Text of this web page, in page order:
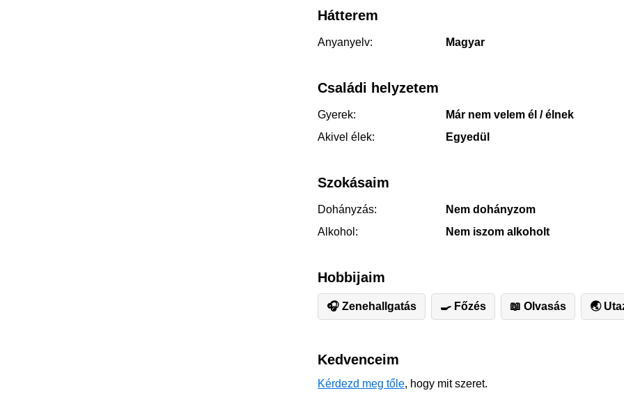
Hátterem
Anyanyelv: Magyar
Családi helyzetem
Gyerek:
Már nem velem él / élnek
Akivel élek:
Egyedül
Szokásaim
Dohányzás:
Nem dohányzom
Alkohol:
Nem iszom alkoholt
Hobbijaim
🎧 Zenehallgatás 🍳 Főzés 📖 Olvasás 🌏
Kedvenceim
Kérdezd meg tőle, hogy mit szeret.